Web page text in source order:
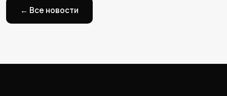
← Все новости